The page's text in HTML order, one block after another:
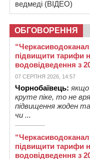
ведмеді (ВІДЕО)
ОБГОВОРЕННЯ
підвищити тарифи
водовідведення з
07 СЕРПНЯ 2026, 14:57
Чорнобаївець: якщо
круте піке, то не
підвищення жоден
чи ...
підвищити тарифи
водовідведення з